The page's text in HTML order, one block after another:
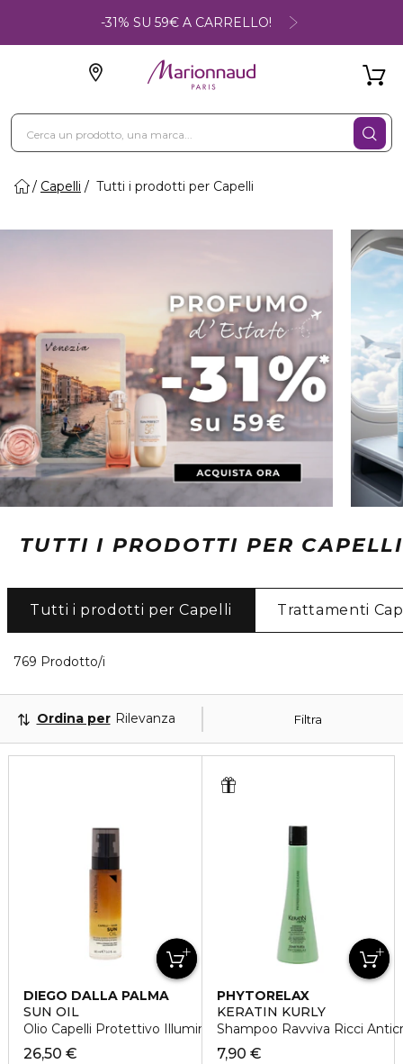
-31% SU 59€ A CARRELLO!
Capelli Tutti i prodotti per Capelli
TUTTI I PRODOTTI PER CAPELLI
Tutti i prodotti per Capelli Trattamenti
769 Prodotto/i
Filtra
Ordina per Rilevanza
DIEGO DALLA PALMA
SUN OIL
Olio Capelli Protettivo Illuminante
26,50 €
PHYTORELAX
KERATIN KURLY
Shampoo Ravviva Ricci
7,90 €